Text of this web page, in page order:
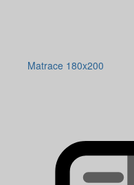
Matrace 180x200